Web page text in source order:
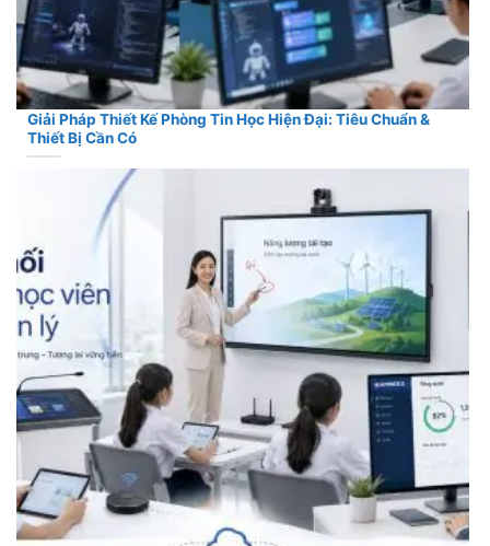
Giải Pháp Thiết Kế Phòng Tin Học Hiện Đại: Tiêu Chuẩn &
Thiết Bị Cần Có